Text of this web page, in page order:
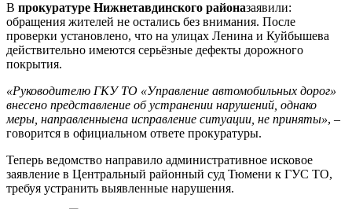
В прокуратуре Нижнетавдинского районазаявили:
обращения жителей не остались без внимания. После
проверки установлено, что на улицах Ленина и Куйбышева
действительно имеются серьёзные дефекты дорожного
покрытия.
«Руководителю ГКУ ТО «Управление автомобильных дорог»
внесено представление об устранении нарушений, однако
меры, направленныена исправление ситуации, не приняты», –
говорится в официальном ответе прокуратуры.
Теперь ведомство направило административное исковое
заявление в Центральный районный суд Тюмени к ГУС ТО,
требуя устранить выявленные нарушения.